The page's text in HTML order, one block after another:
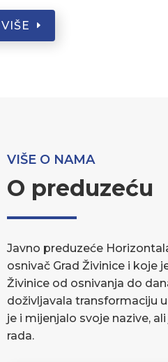
VIŠE O NAMA
O preduzeću
Javno preduzeće
osnivač Grad Živinice i koje
Živinice od osnivanja do
doživljavala transformaciju
je i mijenjalo svoje nazive,
rada.